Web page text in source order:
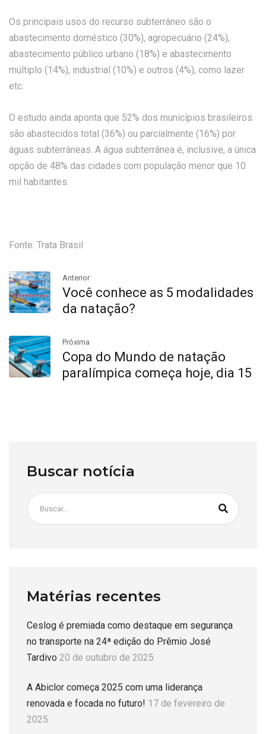
Os principais usos do recurso subterrâneo são o
abastecimento doméstico (30%), agropecuário (24%),
abastecimento público urbano (18%) e abastecimento
múltiplo (14%), industrial (10%) e outros (4%), como lazer
etc.
O estudo ainda aponta que 52% dos municípios brasileiros
são abastecidos total (36%) ou parcialmente (16%) por
águas subterrâneas. A água subterrânea é, inclusive, a única
opção de 48% das cidades com população menor que 10
mil habitantes.
Fonte: Trata Brasil
Anterior
Você conhece as 5 modalidades
da natação?
Próxima
Copa do Mundo de natação
paralímpica começa hoje, dia 15
Buscar notícia
Matérias recentes
Ceslog é premiada como destaque em segurança
no transporte na 24ª edição do Prêmio José
Tardivo 20 de outubro de 2025
A Abiclor começa 2025 com uma liderança
renovada e focada no futuro! 17 de fevereiro de
2025